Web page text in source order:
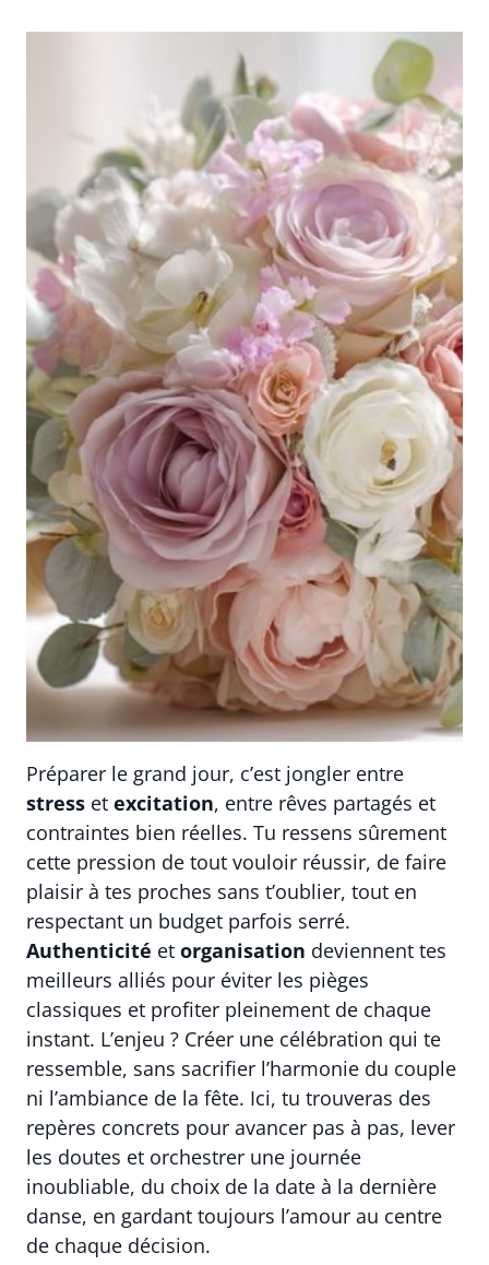
Préparer le grand jour, c’est jongler entre
stress et excitation, entre rêves partagés et
contraintes bien réelles. Tu ressens sûrement
cette pression de tout vouloir réussir, de faire
plaisir à tes proches sans t’oublier, tout en
respectant un budget parfois serré.
Authenticité et organisation deviennent tes
meilleurs alliés pour éviter les pièges
classiques et profiter pleinement de chaque
instant. L’enjeu ? Créer une célébration qui te
ressemble, sans sacrifier l’harmonie du couple
ni l’ambiance de la fête. Ici, tu trouveras des
repères concrets pour avancer pas à pas, lever
les doutes et orchestrer une journée
inoubliable, du choix de la date à la dernière
danse, en gardant toujours l’amour au centre
de chaque décision.